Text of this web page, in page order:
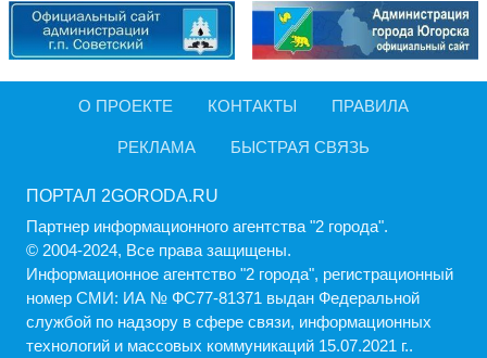
О ПРОЕКТЕ КОНТАКТЫ ПРАВИЛА
РЕКЛАМА БЫСТРАЯ СВЯЗЬ
ПОРТАЛ 2GORODA.RU
Партнер информационного агентства "2 города".
© 2004-2024, Все права защищены.
Информационное агентство "2 города", регистрационный
номер СМИ: ИА № ФС77-81371 выдан Федеральной
службой по надзору в сфере связи, информационных
технологий и массовых коммуникаций 15.07.2021 г..